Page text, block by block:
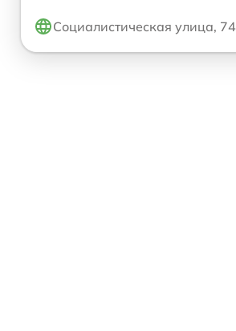
Социалистическая улица, 74